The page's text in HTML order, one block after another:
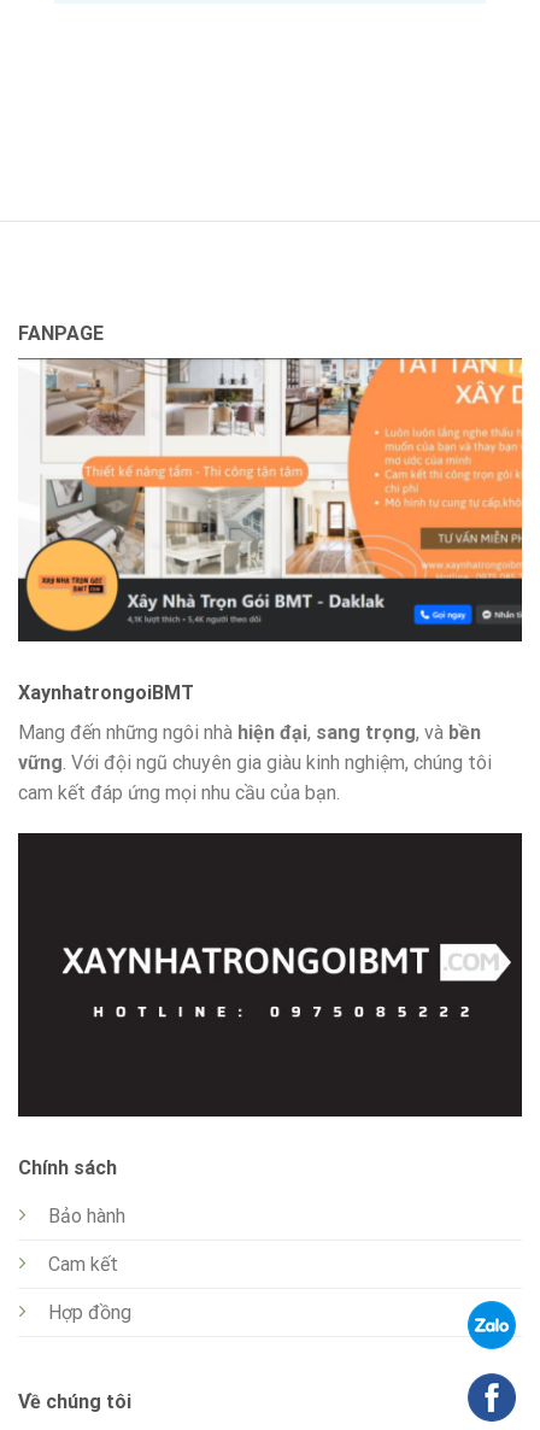
FANPAGE
Chính sách
Bảo hành
Cam kết
Hợp đồng
Về chúng tôi
XaynhatrongoiBMT
Mang đến những ngôi nhà hiện đại, sang trọng, và bền
vững. Với đội ngũ chuyên gia giàu kinh nghiệm, chúng tôi
cam kết đáp ứng mọi nhu cầu của bạn.